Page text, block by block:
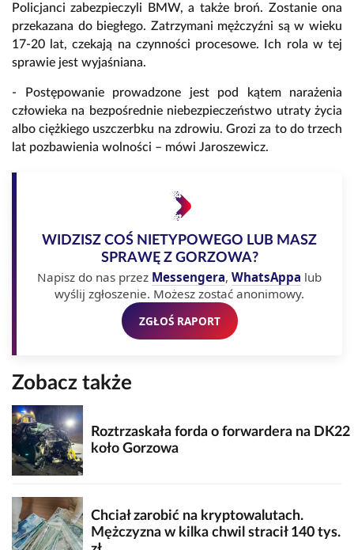
Policjanci zabezpieczyli BMW, a także broń. Zostanie ona
przekazana do biegłego. Zatrzymani mężczyźni są w wieku
17-20 lat, czekają na czynności procesowe. Ich rola w tej
sprawie jest wyjaśniana.
- Postępowanie prowadzone jest pod kątem narażenia
człowieka na bezpośrednie niebezpieczeństwo utraty życia
albo ciężkiego uszczerbku na zdrowiu. Grozi za to do trzech
lat pozbawienia wolności – mówi Jaroszewicz.
WIDZISZ COŚ NIETYPOWEGO LUB MASZ
SPRAWĘ Z GORZOWA?
Napisz do nas przez Messengera, WhatsAppa lub
wyślij zgłoszenie. Możesz zostać anonimowy.
ZGŁOŚ RAPORT
Zobacz także
Roztrzaskała forda o forwardera na DK22
koło Gorzowa
Chciał zarobić na kryptowalutach.
Mężczyzna w kilka chwil stracił 140 tys.